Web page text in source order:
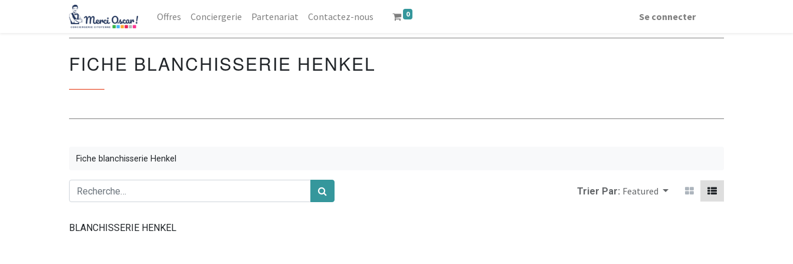
Offres Conciergerie Partenariat Contactez-nous 0 Se connecter
FICHE BLANCHISSERIE HENKEL
Fiche blanchisserie Henkel
Trier Par: Featured
BLANCHISSERIE HENKEL